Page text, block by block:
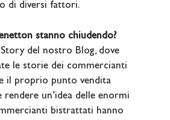
di diversi fattori.
stanno chiudendo?
del nostro Blog, dove
le storie dei commercianti
il proprio punto vendita
un’idea delle enormi
bistrattati hanno